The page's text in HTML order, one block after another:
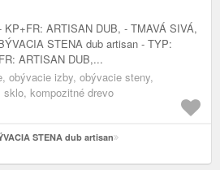
ARTISAN DUB, - TMAVÁ SIVÁ,
STENA dub artisan - TYP:
ARTISAN DUB,...
obývacie izby, obývacie steny,
kompozitné drevo
STENA dub artisan